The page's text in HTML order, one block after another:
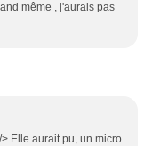
même , j'aurais pas
Elle aurait pu, un micro